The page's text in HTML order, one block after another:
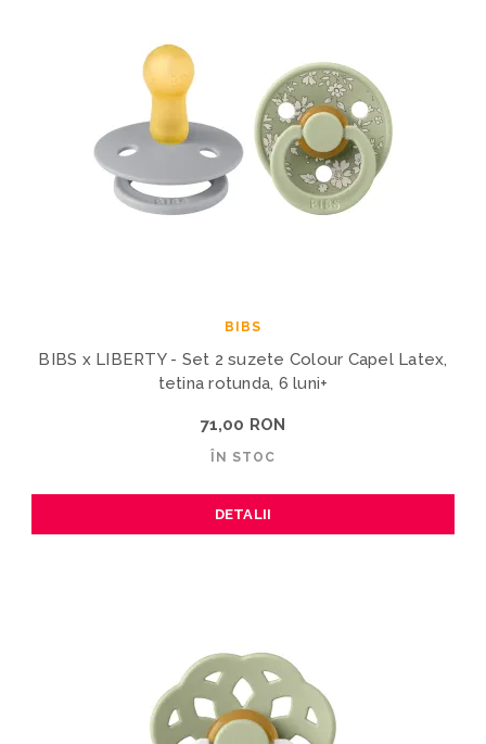
BIBS
BIBS x LIBERTY - Set 2 suzete Colour Capel Latex,
tetina rotunda, 6 luni+
71,00 RON
ÎN STOC
DETALII